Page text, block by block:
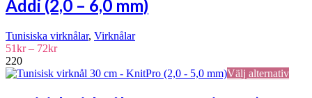
flera
De
olika
kan
Addi (2,0 – 6,0 mm)
Tunisiska virknålar, Virknålar
51kr – 72krPrisintervall:
till
220
Välj alternativDen